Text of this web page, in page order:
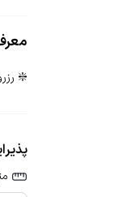
❇️
پذیرایی و